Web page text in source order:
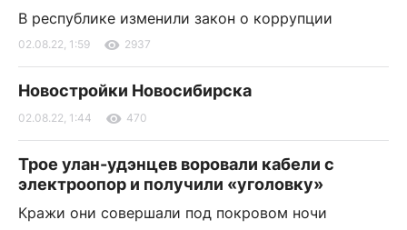
В республике изменили закон о коррупции
02.08.22, 1:59 2937
Новостройки Новосибирска
02.08.22, 1:44 470
Трое улан-удэнцев воровали кабели с
электроопор и получили «уголовку»
Кражи они совершали под покровом ночи